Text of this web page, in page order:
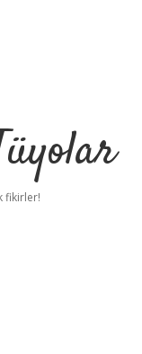
fikirler!